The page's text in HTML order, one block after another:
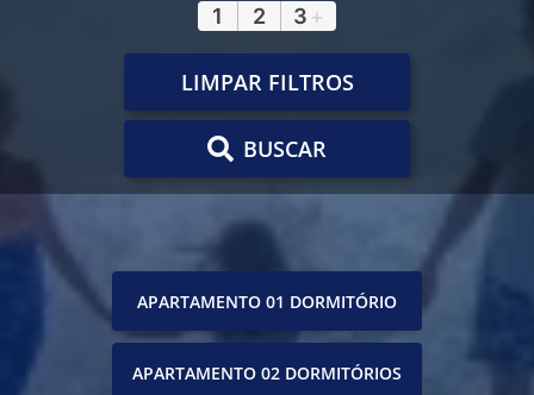
1 2 3 +
LIMPAR FILTROS
BUSCAR
APARTAMENTO 01 DORMITÓRIO
APARTAMENTO 02 DORMITÓRIOS